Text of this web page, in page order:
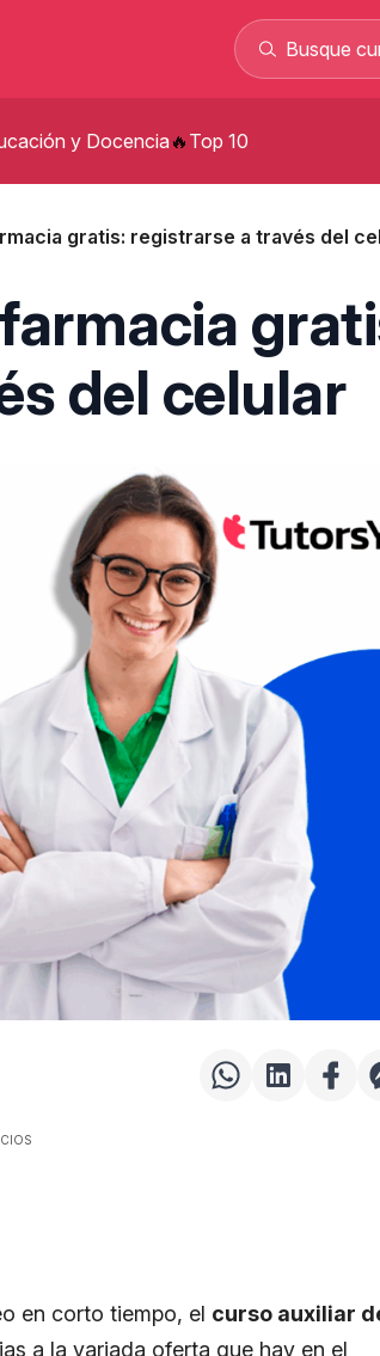
Curso de
Curso
Curso
salarios de
Curso de
profesional
y Docencia Top 10
gratis: registrarse a través del
del celular
en corto tiempo, el curso auxiliar
a la variada oferta que hay en el